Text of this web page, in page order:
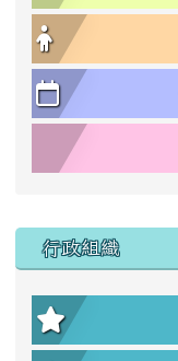
行政組織